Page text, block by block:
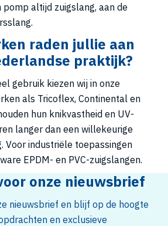
pomp altijd zuigslang, aan de
raden jullie aan
praktijk?
gebruik kiezen wij in onze
als Tricoflex, Continental en
hun knikvastheid en UV-
langer dan een willekeurige
Voor industriële toepassingen
EPDM- en PVC-zuigslangen.
onze nieuwsbrief
nieuwsbrief en blijf op de hoogte
en exclusieve